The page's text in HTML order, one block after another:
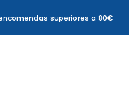
superiores a 80€